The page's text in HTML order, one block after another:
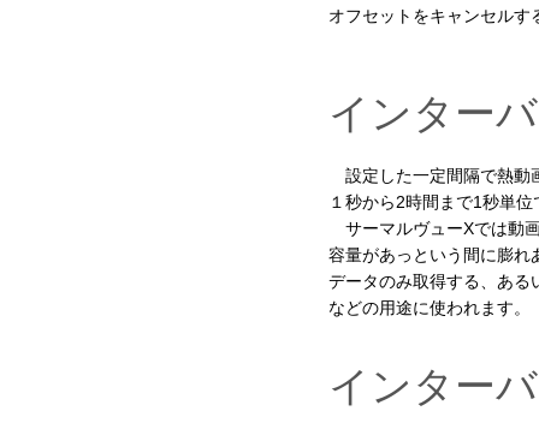
オフセットをキャンセルす
インター
設定した一定間隔で熱
１秒から2時間まで1秒単
サーマルヴューXでは動
容量があっという間に膨れ
データのみ取得する、ある
などの用途に使われます。
インター